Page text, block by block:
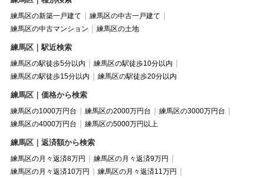
練馬区の新築一戸建て
練馬区の中古一戸建て
練馬区の中古マンション
練馬区の土地
練馬区｜駅近検索
練馬区の駅徒歩5分以内
練馬区の駅徒歩10分以内
練馬区の駅徒歩15分以内
練馬区の駅徒歩20分以内
練馬区｜価格から検索
練馬区の1000万円台 練馬区の2000万円台
練馬区の3000万円台
練馬区の4000万円台
練馬区の5000万円以上
練馬区｜返済額から検索
練馬区の月々返済8万円
練馬区の月々返済9万円
練馬区の月々返済10万円
練馬区の月々返済11万円